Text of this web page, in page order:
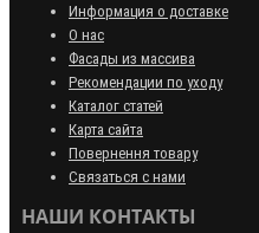
Информация о доставке
О нас
Фасады из массива
Рекомендации по уходу
Каталог статей
Карта сайта
Повернення товару
Связаться с нами
НАШИ КОНТАКТЫ